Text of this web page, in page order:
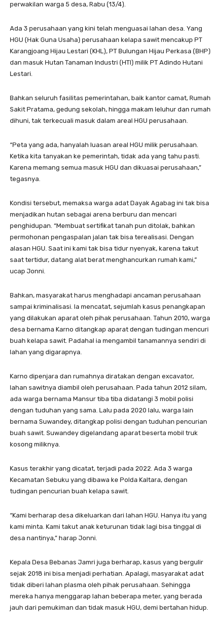
perwakilan warga 5 desa, Rabu (13/4).
Ada 3 perusahaan yang kini telah menguasai lahan desa. Yang
HGU (Hak Guna Usaha) perusahaan kelapa sawit mencakup PT
Karangjoang Hijau Lestari (KHL), PT Bulungan Hijau Perkasa (BHP)
dan masuk Hutan Tanaman Industri (HTI) milik PT Adindo Hutani
Lestari.
Bahkan seluruh fasilitas pemerintahan, baik kantor camat, Rumah
Sakit Pratama, gedung sekolah, hingga makam leluhur dan rumah
dihuni, tak terkecuali masuk dalam areal HGU perusahaan.
“Peta yang ada, hanyalah luasan areal HGU milik perusahaan.
Ketika kita tanyakan ke pemerintah, tidak ada yang tahu pasti.
Karena memang semua masuk HGU dan dikuasai perusahaan,”
tegasnya.
Kondisi tersebut, memaksa warga adat Dayak Agabag ini tak bisa
menjadikan hutan sebagai arena berburu dan mencari
penghidupan. “Membuat sertifikat tanah pun ditolak, bahkan
permohonan pengaspalan jalan tak bisa terealisasi. Dengan
alasan HGU. Saat ini kami tak bisa tidur nyenyak, karena takut
saat tertidur, datang alat berat menghancurkan rumah kami,”
ucap Jonni.
Bahkan, masyarakat harus menghadapi ancaman perusahaan
sampai kriminalisasi. Ia mencatat, sejumlah kasus penangkapan
yang dilakukan aparat oleh pihak perusahaan. Tahun 2010, warga
desa bernama Karno ditangkap aparat dengan tudingan mencuri
buah kelapa sawit. Padahal ia mengambil tanamannya sendiri di
lahan yang digarapnya.
Karno dipenjara dan rumahnya diratakan dengan excavator,
lahan sawitnya diambil oleh perusahaan. Pada tahun 2012 silam,
ada warga bernama Mansur tiba tiba didatangi 3 mobil polisi
dengan tuduhan yang sama. Lalu pada 2020 lalu, warga lain
bernama Suwandey, ditangkap polisi dengan tuduhan pencurian
buah sawit. Suwandey digelandang aparat beserta mobil truk
kosong miliknya.
Kasus terakhir yang dicatat, terjadi pada 2022. Ada 3 warga
Kecamatan Sebuku yang dibawa ke Polda Kaltara, dengan
tudingan pencurian buah kelapa sawit.
“Kami berharap desa dikeluarkan dari lahan HGU. Hanya itu yang
kami minta. Kami takut anak keturunan tidak lagi bisa tinggal di
desa nantinya,” harap Jonni.
Kepala Desa Bebanas Jamri juga berharap, kasus yang bergulir
sejak 2018 ini bisa menjadi perhatian. Apalagi, masyarakat adat
tidak diberi lahan plasma oleh pihak perusahaan. Sehingga
mereka hanya menggarap lahan beberapa meter, yang berada
jauh dari pemukiman dan tidak masuk HGU, demi bertahan hidup.